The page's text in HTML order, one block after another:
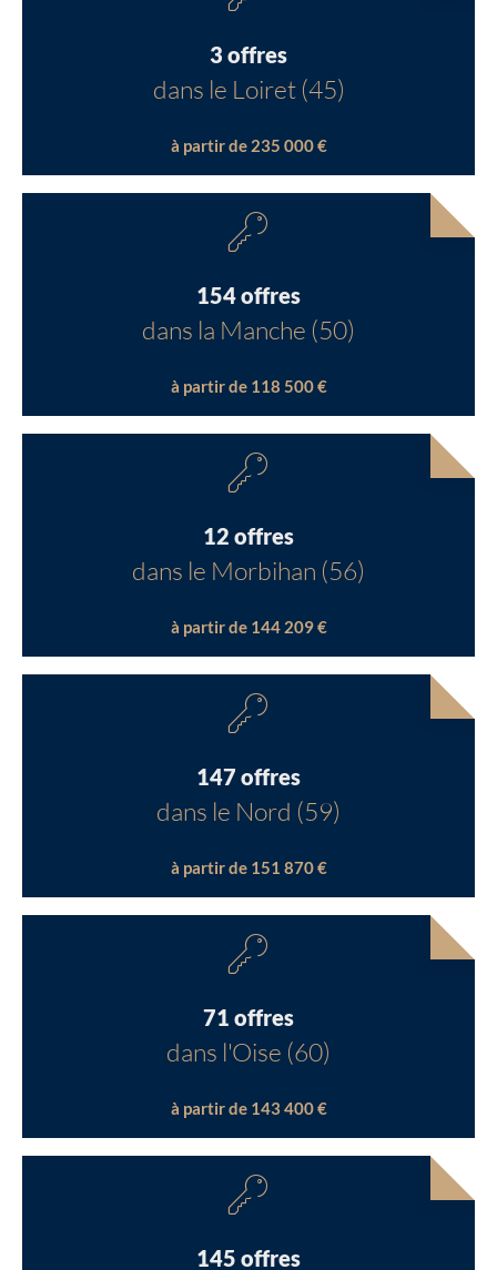
3 offres
dans le Loiret (45)
à partir de 235 000 €
154 offres
dans la Manche (50)
à partir de 118 500 €
12 offres
dans le Morbihan (56)
à partir de 144 209 €
147 offres
dans le Nord (59)
à partir de 151 870 €
71 offres
dans l'Oise (60)
à partir de 143 400 €
145 offres